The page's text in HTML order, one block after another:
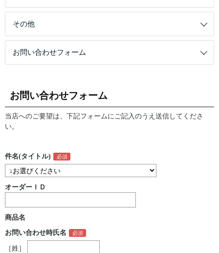
その他
お問い合わせフォーム
お問い合わせフォーム
当店へのご要望は、下記フォームにご記入のうえ送信してくださ
い。
件名(タイトル)
オーダーＩＤ
商品名
お問い合わせ時氏名
［姓］